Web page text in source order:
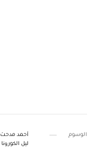
الوسوم أحمد مدحت
ليل الكورونا